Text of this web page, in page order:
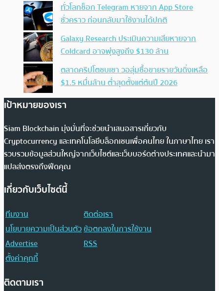
ทั่วโลกช็อก Telegram หายจาก App Store
ชั่วคราว ก่อนกลับมาใช้งานได้ปกติ
Galaxy Research ประเมินความเสียหายจาก
Coldcard อาจพุ่งสูงถึง $130 ล้าน
ตลาดคริปโตซบเซา วอลุ่มซื้อขายรายวันดิ่งเหลือ
$1.5 หมื่นล้าน ต่ำสุดตั้งแต่ต้นปี 2026
เป้าหมายของเรา
Siam Blockchain มุ่งมั่นที่จะช่วยนำเสนอสารเกี่ยวกับ
Cryptocurrency และเทคโนโลยีบล็อกเชนเพื่อคนไทย ในภาษาไทย เรา
รวบรวมข้อมูลส่วนใหญ่จากเว็บไซต์และเว็บบอร์ดต่างประเทศและนำมา
แปลส่งตรงถึงฟีดคุณ
เกี่ยวกับเว็บไซต์นี้
ทีมงาน
ติดต่อเรา
นโยบายความเป็นส่วนตัวข้อตกลงในการใช้งาน
Advertise
RSS
ตั้งค่าคุกกี้
ติดตามเรา